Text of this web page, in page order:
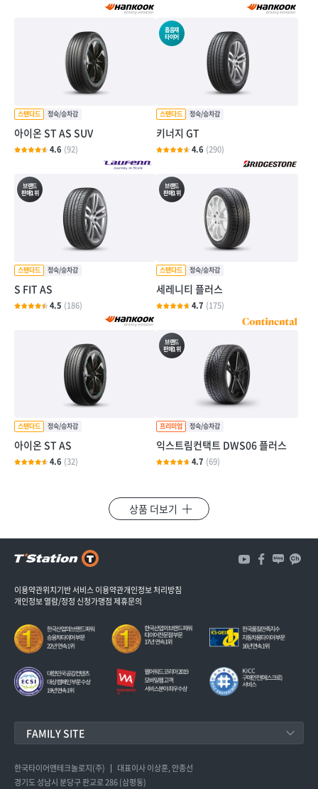
아이온 ST AS SUV
4.6 (92)
흡음재
타이어
키너지 GT
4.6 (290)
브랜드
판매1위
S FIT AS
4.5 (186)
브랜드
판매1위
세레니티 플러스
4.7 (175)
아이온 ST AS
4.6 (32)
브랜드
판매1위
익스트림컨택트 DWS06 플러스
4.7 (69)
3 3
상품 더보기
이용약관위치기반 서비스 이용약관개인정보 처리방침
개인정보 열람/정정 신청가맹점 제휴문의
FAMILY SITE
한국타이어앤테크놀로지(주)
대표이사 이상훈, 안종선
경기도 성남시 분당구 판교로 286 (삼평동)